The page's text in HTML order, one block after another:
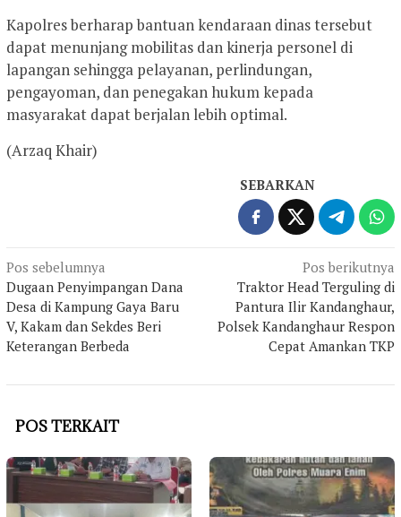
Kapolres berharap bantuan kendaraan dinas tersebut
dapat menunjang mobilitas dan kinerja personel di
lapangan sehingga pelayanan, perlindungan,
pengayoman, dan penegakan hukum kepada
masyarakat dapat berjalan lebih optimal.
(Arzaq Khair)
SEBARKAN
Navigasi
pos
Pos sebelumnya
Dugaan Penyimpangan Dana
Desa di Kampung Gaya Baru
V, Kakam dan Sekdes Beri
Keterangan Berbeda
Pos berikutnya
Traktor Head Terguling di
Pantura Ilir Kandanghaur,
Polsek Kandanghaur Respon
Cepat Amankan TKP
POS TERKAIT